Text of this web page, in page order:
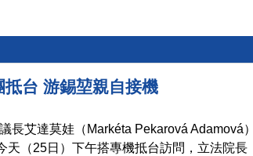
台 游錫堃親自接機
長艾達莫娃（Markéta Pekarová Adamová）
天（25日）下午搭專機抵台訪問，立法院長